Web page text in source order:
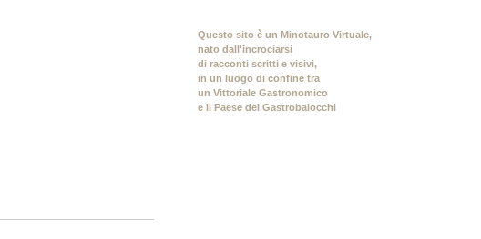
Questo sito è un Minotauro Virtuale,
nato dall'incrociarsi
di racconti scritti e visivi,
in un luogo di confine tra
un Vittoriale Gastronomico
e il Paese dei Gastrobalocchi